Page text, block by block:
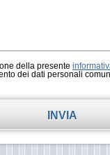
della presente
dei dati personali
INVIA